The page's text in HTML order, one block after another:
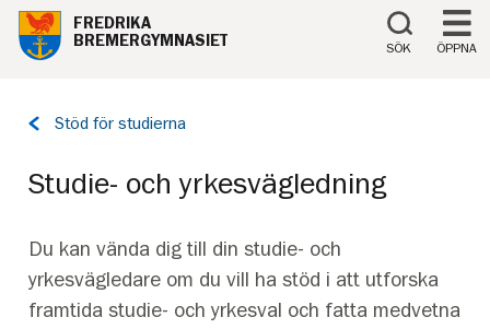
Till innehåll på sidan
FREDRIKA
BREMERGYMNASIET
SÖK ÖPPNA
Tillbaka
Stöd för studierna
Studie- och yrkesvägledning
Du kan vända dig till din studie- och
yrkesvägledare om du vill ha stöd i att utforska
framtida studie- och yrkesval och fatta medvetna